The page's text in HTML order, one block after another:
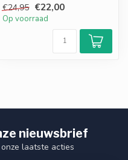
b...
€24,95 €22,00
Op voorraad
nieuwsbrief
laatste acties